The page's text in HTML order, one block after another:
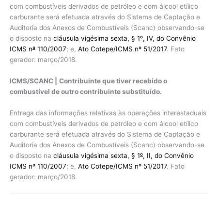
com combustíveis derivados de petróleo e com álcool etílico
carburante será efetuada através do Sistema de Captação e
Auditoria dos Anexos de Combustíveis (Scanc) observando-se
o disposto na cláusula vigésima sexta, § 1º, IV, do Convênio
ICMS nº 110/2007; e, Ato Cotepe/ICMS nº 51/2017. Fato
gerador: março/2018.
ICMS/SCANC |
Contribuinte que tiver recebido o
combustível de outro contribuinte substituído.
Entrega das informações relativas às operações interestaduais
com combustíveis derivados de petróleo e com álcool etílico
carburante será efetuada através do Sistema de Captação e
Auditoria dos Anexos de Combustíveis (Scanc) observando-se
o disposto na cláusula vigésima sexta, § 1º, II, do Convênio
ICMS nº 110/2007; e, Ato Cotepe/ICMS nº 51/2017. Fato
gerador: março/2018.